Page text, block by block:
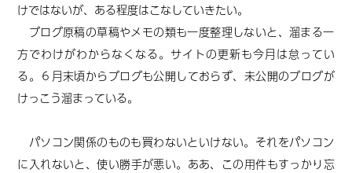
けではないが、ある程度はこなしていきたい。
ブログ原稿の草稿やメモの類も一度整理しないと、溜まる一
方でわけがわからなくなる。サイトの更新も今月は怠ってい
る。６月末頃からブログも公開しておらず、未公開のブログが
けっこう溜まっている。
パソコン関係のものも買わないといけない。それをパソコン
に入れないと、使い勝手が悪い。ああ、この用件もすっかり忘